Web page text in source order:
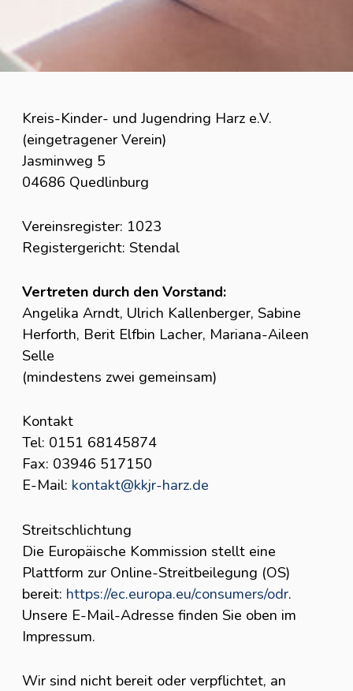
Kreis-Kinder- und Jugendring Harz e.V.
(eingetragener Verein)
Jasminweg 5
04686 Quedlinburg
Vereinsregister: 1023
Registergericht: Stendal
Vertreten durch den Vorstand:
Angelika Arndt, Ulrich Kallenberger, Sabine
Herforth, Berit Elfbin Lacher, Mariana-Aileen
Selle
(mindestens zwei gemeinsam)
Kontakt
Tel: 0151 68145874
Fax: 03946 517150
E-Mail: kontakt@kkjr-harz.de
Streitschlichtung
Die Europäische Kommission stellt eine
Plattform zur Online-Streitbeilegung (OS)
bereit: https://ec.europa.eu/consumers/odr.
Unsere E-Mail-Adresse finden Sie oben im
Impressum.
Wir sind nicht bereit oder verpflichtet, an